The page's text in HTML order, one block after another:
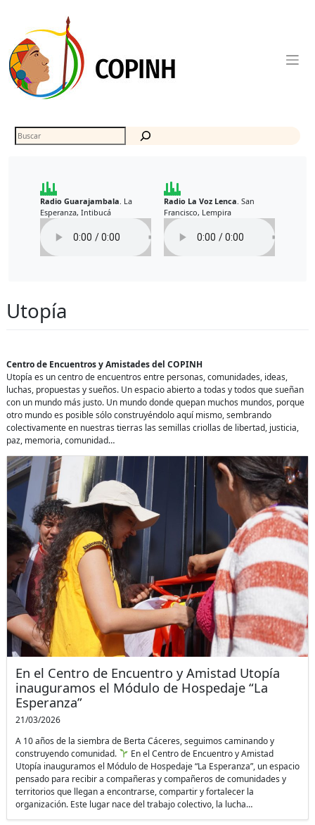
content
Buscar
Radio Guarajambala. La
Esperanza, Intibucá
Radio La Voz Lenca. San
Francisco, Lempira
Utopía
Centro de Encuentros y Amistades del COPINH
Utopía es un centro de encuentros entre personas, comunidades, ideas,
luchas, propuestas y sueños. Un espacio abierto a todas y todos que sueñan
con un mundo más justo. Un mundo donde quepan muchos mundos, porque
otro mundo es posible sólo construyéndolo aquí mismo, sembrando
colectivamente en nuestras tierras las semillas criollas de libertad, justicia,
paz, memoria, comunidad…
En el Centro de Encuentro y Amistad Utopía
inauguramos el Módulo de Hospedaje “La
Esperanza”
21/03/2026
A 10 años de la siembra de Berta Cáceres, seguimos caminando y
construyendo comunidad.
En el Centro de Encuentro y Amistad
Utopía inauguramos el Módulo de Hospedaje “La Esperanza”, un espacio
pensado para recibir a compañeras y compañeros de comunidades y
territorios que llegan a encontrarse, compartir y fortalecer la
organización. Este lugar nace del trabajo colectivo, la lucha…